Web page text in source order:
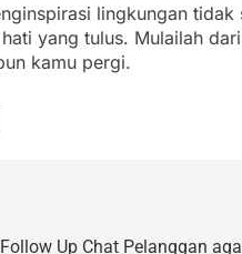
lingkungan
yang tulus. Mulailah
kamu pergi.
Up Chat Pelanggan